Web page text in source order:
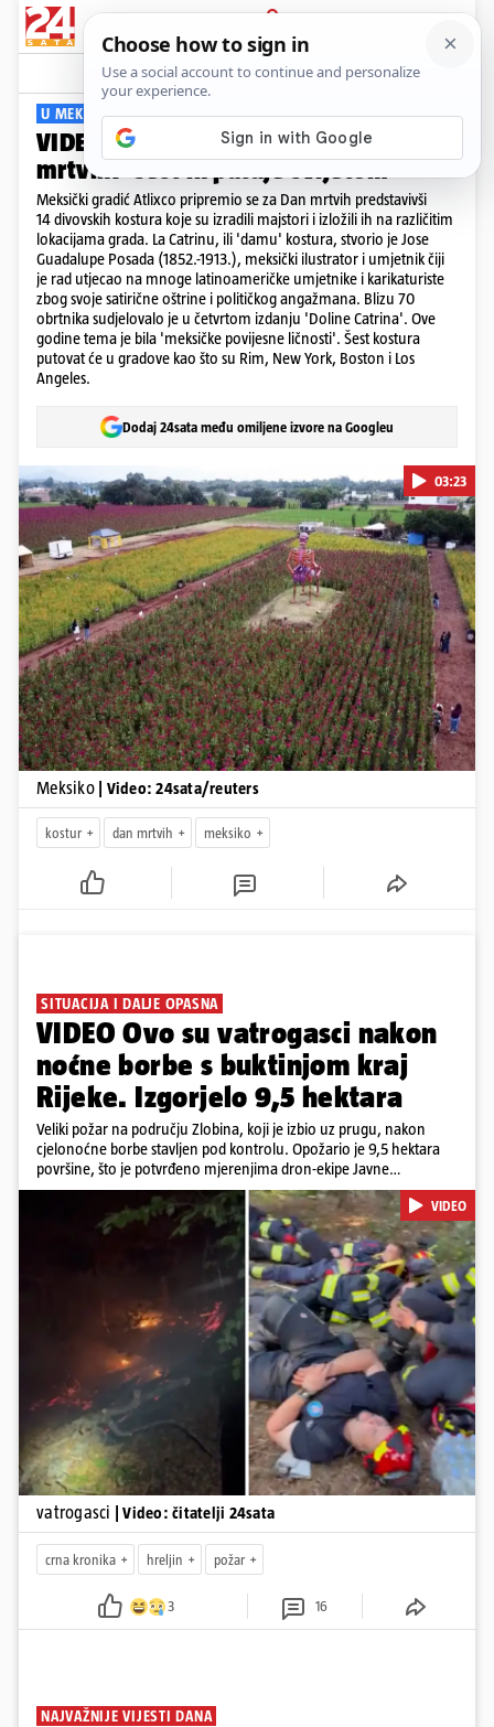
PRIJAVA
Viral Komentari
U MEKSIKU
VIDEO Gigantski kosturi za Dan
mrtvih: 'Šest ih putuje svijetom'
Meksički gradić Atlixco pripremio se za Dan mrtvih predstavivši
14 divovskih kostura koje su izradili majstori i izložili ih na različitim
lokacijama grada. La Catrinu, ili 'damu' kostura, stvorio je Jose
Guadalupe Posada (1852.-1913.), meksički ilustrator i umjetnik čiji
je rad utjecao na mnoge latinoameričke umjetnike i karikaturiste
zbog svoje satirične oštrine i političkog angažmana. Blizu 70
obrtnika sudjelovalo je u četvrtom izdanju 'Doline Catrina'. Ove
godine tema je bila 'meksičke povijesne ličnosti'. Šest kostura
putovat će u gradove kao što su Rim, New York, Boston i Los
Angeles.
Dodaj 24sata među omiljene izvore na Googleu
Pokretanje videa...
03:23
Meksiko | Video: 24sata/reuters
kostur dan mrtvih meksiko
SITUACIJA I DALJE OPASNA
VIDEO Ovo su vatrogasci nakon
noćne borbe s buktinjom kraj
Rijeke. Izgorjelo 9,5 hektara
Veliki požar na području Zlobina, koji je izbio uz prugu, nakon
cjelonoćne borbe stavljen pod kontrolu. Opožario je 9,5 hektara
površine, što je potvrđeno mjerenjima dron-ekipe Javne
vatrogasne postrojbe grada Rijeke. Vatru je gasilo 55 ljudi sa 17
vozila te više DVD-ova i JVP Rijeka. Situacija je i dalje ozbiljna zbog
jakog vjetra koji povećava opasnost od razbuktavanja. Zato ostaju i
Pokretanje videa...
VIDEO
vatrogasci | Video: čitatelji 24sata
crna kronika hreljin požar
3 16
NAJVAŽNIJE VIJESTI DANA